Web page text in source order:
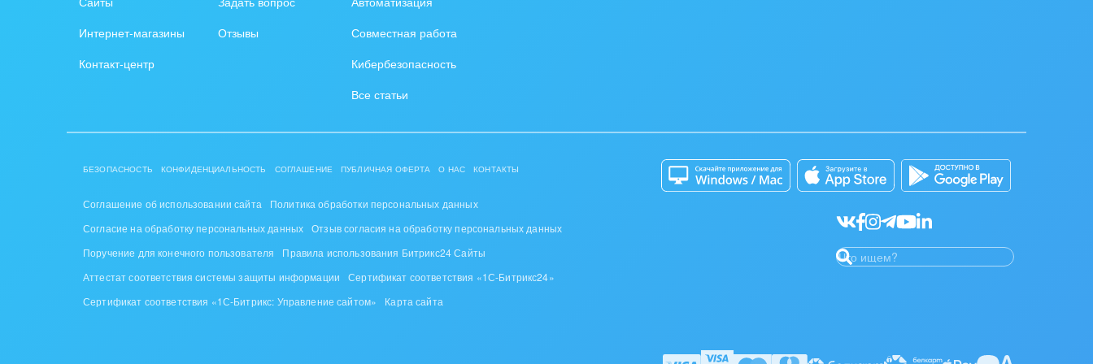
Предложения.
Интернет-магазины
Контакт-центр
Отзывы
Совместная работа
Кибербезопасность
Все статьи
БЕЗОПАСНОСТЬ КОНФИДЕНЦИАЛЬНОСТЬ СОГЛАШЕНИЕ ПУБЛИЧНАЯ ОФЕРТА О НАС КОНТАКТЫ
Соглашение об использовании сайта
Политика обработки персональных данных
Согласие на обработку персональных данных Отзыв согласия на обработку персональных данных
Поручение для конечного пользователя
Правила использования Битрикс24 Сайты
Аттестат соответствия системы защиты информации
Сертификат соответствия «1С-Битрикс24»
Сертификат соответствия «1С-Битрикс: Управление сайтом»
Карта сайта